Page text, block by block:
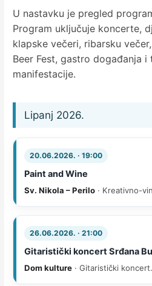
U nastavku je pregled
Program uključuje koncerte,
klapske večeri, ribarsku
Beer Fest, gastro događanja
manifestacije.
Lipanj 2026.
20.06.2026. · 19:00
Paint and Wine
Sv. Nikola – Perilo · Kreativno-
26.06.2026. · 21:00
Gitaristički koncert Srđana
Dom kulture · Gitaristički koncert.